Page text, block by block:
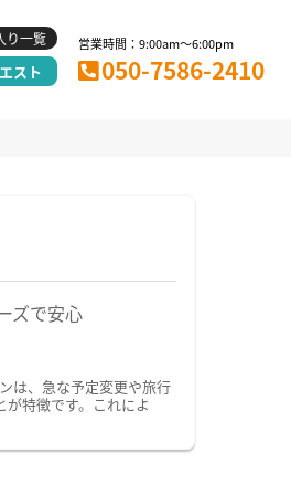
り一覧
スト
営業時間：9:00am～6:00pm
050-7586-2410
ズで安心
は、急な予定変更や旅行
特徴です。これによ